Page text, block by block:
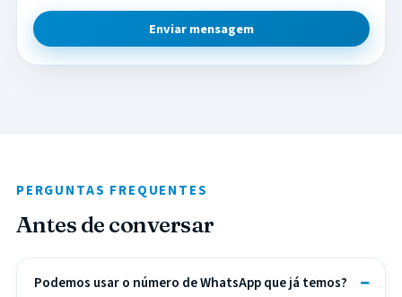
Enviar mensagem
PERGUNTAS FREQUENTES
Antes de conversar
Podemos usar o número de WhatsApp que já temos?